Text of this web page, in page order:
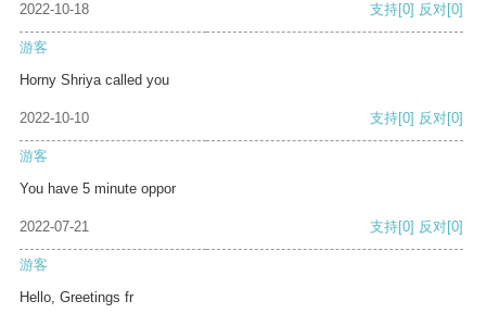
2022-10-18 支持[0] 反对[0]
游客
Horny Shriya called you
2022-10-10 支持[0] 反对[0]
游客
You have 5 minute oppor
2022-07-21 支持[0] 反对[0]
游客
Hello, Greetings fr